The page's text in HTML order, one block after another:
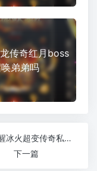
传奇红月boss
弟弟吗
妖王觉醒冰火超变传奇私服稳定打金版本
下一篇